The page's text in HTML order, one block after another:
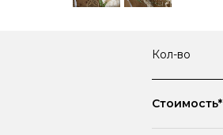
Кол-во
Стоимость*